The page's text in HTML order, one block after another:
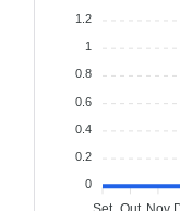
1.2
1
0.8
0.6
0.4
0.2
0